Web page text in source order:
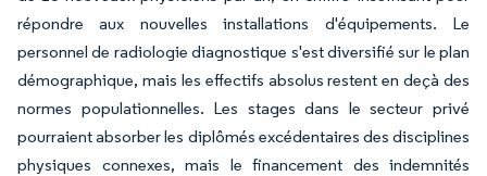
répondre aux nouvelles installations d'équipements. Le
personnel de radiologie diagnostique s'est diversifié sur le plan
démographique, mais les effectifs absolus restent en deçà des
normes populationnelles. Les stages dans le secteur privé
pourraient absorber les diplômés excédentaires des disciplines
physiques connexes, mais le financement des indemnités